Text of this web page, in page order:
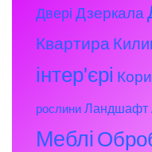
Двері Дзеркала
Квартира
інтер'єрі
рослини Ландшафт
Меблі